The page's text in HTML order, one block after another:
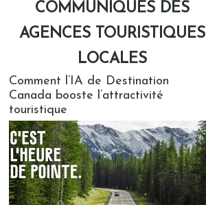
COMMUNIQUÉS DES
AGENCES TOURISTIQUES
LOCALES
Comment l’IA de Destination
Canada booste l’attractivité
touristique